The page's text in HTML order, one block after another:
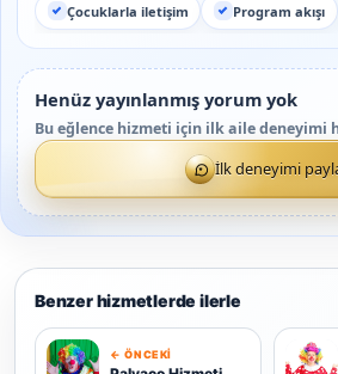
Çocuklarla iletişim Program akışı
Henüz yayınlanmış yorum yok
Bu eğlence hizmeti için ilk aile deneyimi
İlk deneyimi
Benzer hizmetlerde ilerle
P ← ÖNCEKI P